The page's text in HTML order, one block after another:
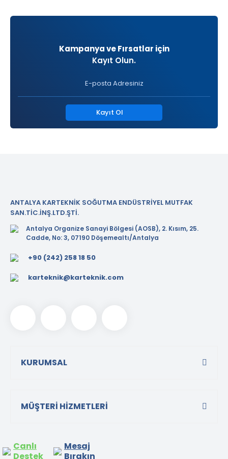
Kampanya ve Fırsatlar için
Kayıt Olun.
Kayıt Ol
ANTALYA KARTEKNİK SOĞUTMA ENDÜSTRİYEL MUTFAK
SAN.TİC.İNŞ.LTD.ŞTİ.
Antalya Organize Sanayi Bölgesi (AOSB), 2. Kısım, 25.
Cadde, No: 3, 07190 Döşemealtı/Antalya
+90 (242) 258 18 50
karteknik@karteknik.com
KURUMSAL
MÜŞTERİ HİZMETLERİ
Canlı
Destek
Mesaj
Bırakın